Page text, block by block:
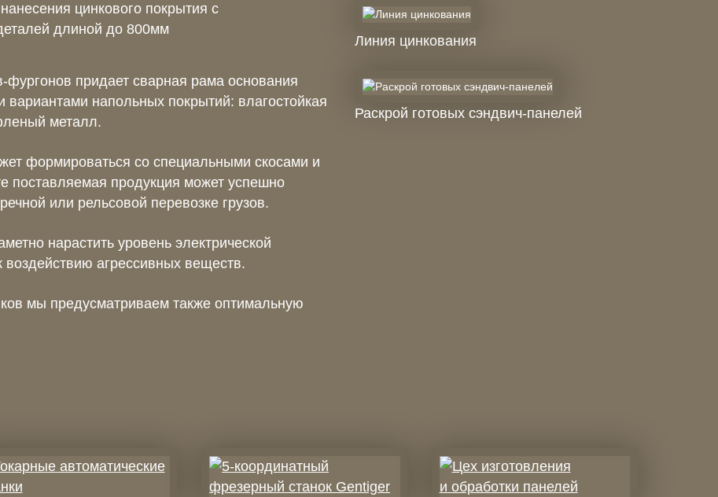
Линия цинкования
цинкового покрытия с
длиной до 800мм
Раскрой готовых сэндвич-панелей
фургонов придает сварная рама основания
напольных покрытий: влагостойкая
металл.
формироваться со специальными скосами и
поставляемая продукция может успешно
или рельсовой перевозке грузов.
нарастить уровень электрической
воздействию агрессивных веществ.
мы предусматриваем также оптимальную